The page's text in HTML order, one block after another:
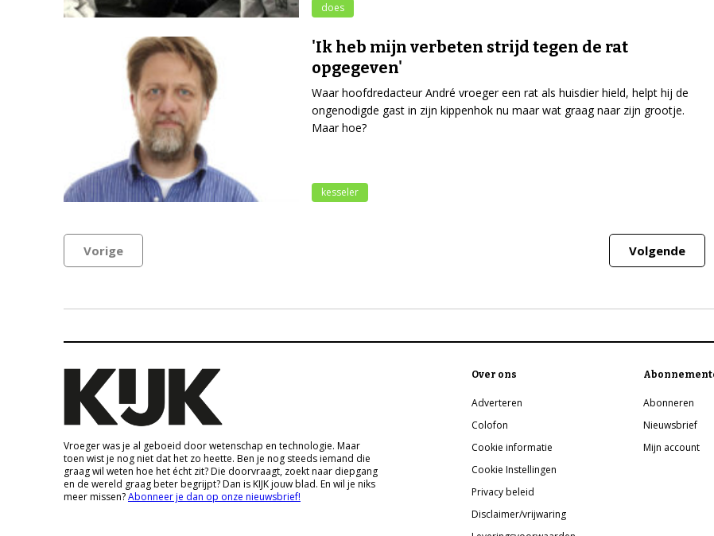
does
'Ik heb mijn verbeten strijd tegen de rat
opgegeven'
Waar hoofdredacteur André vroeger een rat als huisdier hield, helpt hij de
ongenodigde gast in zijn kippenhok nu maar wat graag naar zijn grootje.
Maar hoe?
kesseler
Vorige Volgende
Vroeger was je al geboeid door wetenschap en technologie. Maar
toen wist je nog niet dat het zo heette. Ben je nog steeds iemand die
graag wil weten hoe het écht zit? Die doorvraagt, zoekt naar diepgang
en de wereld graag beter begrijpt? Dan is KIJK jouw blad. En wil je niks
meer missen?Abonneer je dan op onze nieuwsbrief!
Over ons
Adverteren
Colofon
Cookie informatie
Cookie Instellingen
Privacy beleid
Disclaimer/vrijwaring
Abonneren
Nieuwsbrief
Mijn account